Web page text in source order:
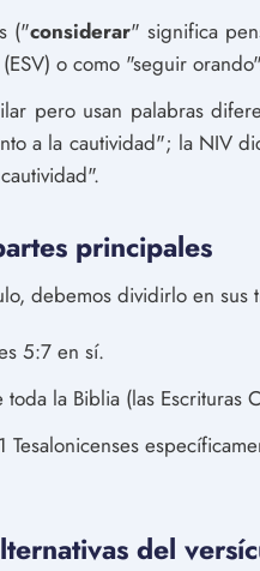
("considerar" significa
o como "seguir
pero usan palabras
a la cautividad"; la NIV
principales
debemos dividirlo en sus
5:7 en sí.
la Biblia (las Escrituras
del